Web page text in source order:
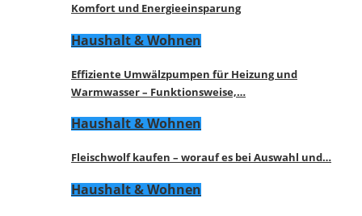
Komfort und Energieeinsparung
Haushalt & Wohnen
Effiziente Umwälzpumpen für Heizung und
Warmwasser – Funktionsweise,…
Haushalt & Wohnen
Fleischwolf kaufen – worauf es bei Auswahl und…
Haushalt & Wohnen